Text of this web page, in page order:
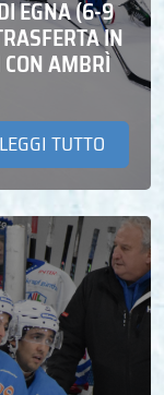
EGNA (6-9
IN
AMBRÌ
LEGGI TUTTO